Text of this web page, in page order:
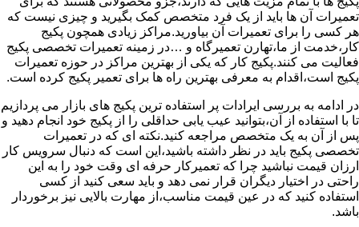
تعمیرات آن ها باید از یک فرد متخصص کمک بگیرید و چیزی نیست که
هر کسی را برای تعمیرات آن بیاورید.مراکز زیادی همچون پکیج
کار،خدمت از ما،تهارن تعمیرگاه و …در زمینه تعمیرات تخصصی پکیج
فعالیت می کنند.پکیج کار که یکی از بهترین مراکز در حوزه تعمیرات
پکیج است،اقدام به معرفی بهترین راه ها برای تعمیر پکیج کرده است.
در ادامه به بررسی ایرادات پر استفاده ترین پکیج های بازار می پردازیم
تا با استفاده از آن،بتوانید عیب یابی حداقلی را از پکیج خود انجام دهید و
پس از آن به یک متخصص مراجعه کنید.نکته ای که در تعمیرات
تخصصی پکیج باید در نظر داشته باشید،این است که دنبال سرویس کار
ارزان قیمت نباشید چرا که تعمیرکار حرفه ای وقت خود را به این
راحتی در اختیار دیگران قرار نمی دهد و باید سعی کنید از کسی
استفاده کنید که در عین قیمت مناسب،از مهارت بالایی نیز برخوردار
باشد.